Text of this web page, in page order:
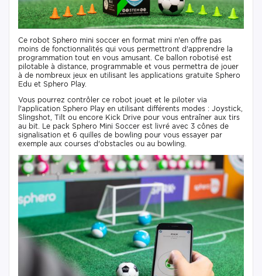
Ce robot Sphero mini soccer en format mini n'en offre pas
moins de fonctionnalités qui vous permettront d'apprendre la
programmation tout en vous amusant. Ce ballon robotisé est
pilotable à distance, programmable et vous permettra de jouer
à de nombreux jeux en utilisant les applications gratuite Sphero
Edu et Sphero Play.
Vous pourrez contrôler ce robot jouet et le piloter via
l'application Sphero Play en utilisant différents modes : Joystick,
Slingshot, Tilt ou encore Kick Drive pour vous entraîner aux tirs
au bit. Le pack Sphero Mini Soccer est livré avec 3 cônes de
signalisation et 6 quilles de bowling pour vous essayer par
exemple aux courses d'obstacles ou au bowling.